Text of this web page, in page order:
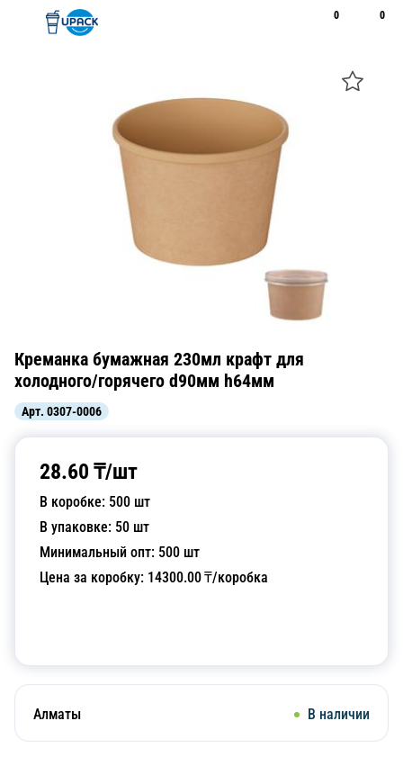
0 0
Креманка бумажная 230мл крафт для
холодного/горячего d90мм h64мм
Арт. 0307-0006
28.60 ₸/шт
В коробке: 500 шт
В упаковке: 50 шт
Минимальный опт: 500 шт
Цена за коробку: 14300.00₸/коробка
Алматы В наличии